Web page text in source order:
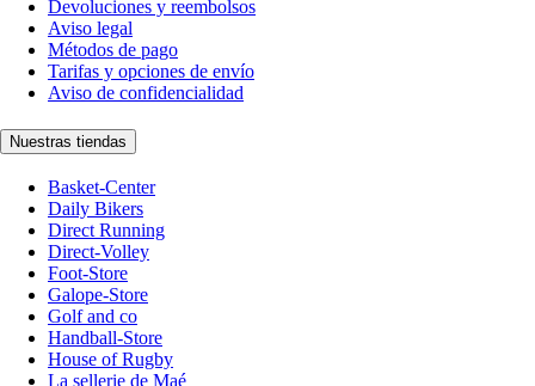
Devoluciones y reembolsos
Aviso legal
Métodos de pago
Tarifas y opciones de envío
Aviso de confidencialidad
Nuestras tiendas
Basket-Center
Daily Bikers
Direct Running
Direct-Volley
Foot-Store
Galope-Store
Golf and co
Handball-Store
House of Rugby
La sellerie de Maé